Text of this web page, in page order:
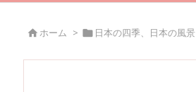
 ホーム >  日本の四季、日本の風景